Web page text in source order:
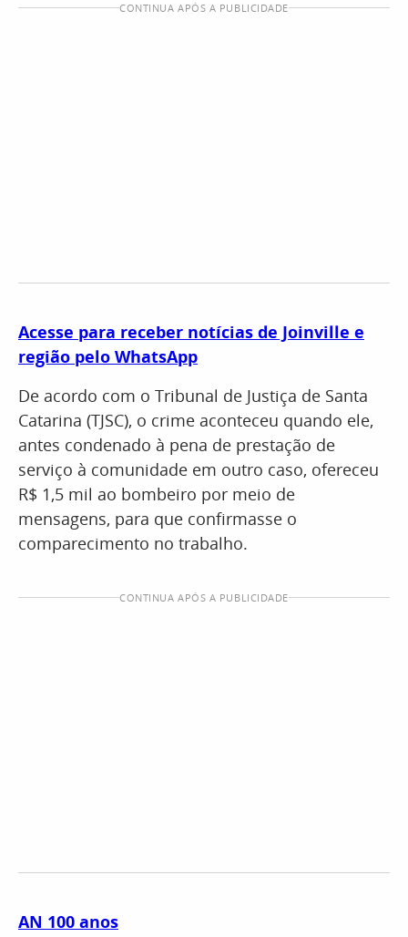
CONTINUA APÓS A PUBLICIDADE
Acesse para receber notícias de Joinville e
região pelo WhatsApp
De acordo com o Tribunal de Justiça de Santa
Catarina (TJSC), o crime aconteceu quando ele,
antes condenado à pena de prestação de
serviço à comunidade em outro caso, ofereceu
R$ 1,5 mil ao bombeiro por meio de
mensagens, para que confirmasse o
comparecimento no trabalho.
CONTINUA APÓS A PUBLICIDADE
AN 100 anos